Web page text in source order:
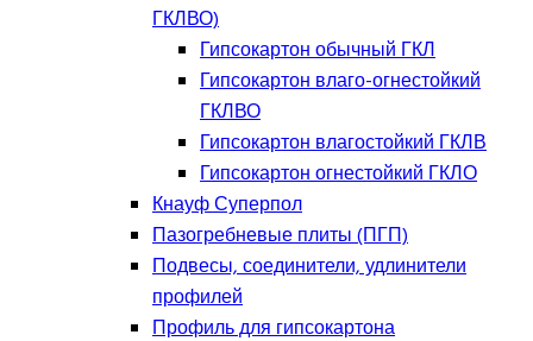
ГКЛВО)
Гипсокартон обычный ГКЛ
Гипсокартон влаго-огнестойкий
ГКЛВО
Гипсокартон влагостойкий ГКЛВ
Гипсокартон огнестойкий ГКЛО
Кнауф Суперпол
Пазогребневые плиты (ПГП)
Подвесы, соединители, удлинители
профилей
Профиль для гипсокартона